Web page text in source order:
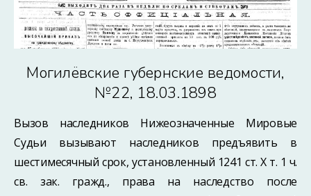
Могилёвские губернские ведомости,
№22, 18.03.1898
Вызов наследников Нижеозначенные Мировые
Судьи вызывают наследников предъявить в
шестимесячный срок, установленный 1241 ст. X т. 1 ч.
св. зак. гражд., права на наследство после